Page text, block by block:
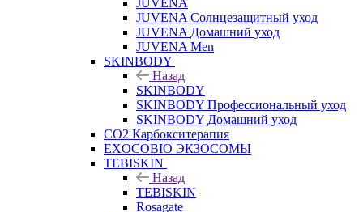
JUVENA
JUVENA Солнцезащитный уход
JUVENA Домашний уход
JUVENA Men
SKINBODY
Назад
SKINBODY
SKINBODY Профессиональный уход
SKINBODY Домашний уход
CO2 Карбокситерапия
EXOCOBIO ЭКЗОСОМЫ
TEBISKIN
Назад
TEBISKIN
Rosagate